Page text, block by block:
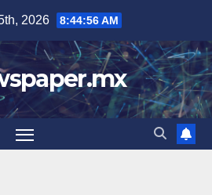
2026 8:44:57 AM